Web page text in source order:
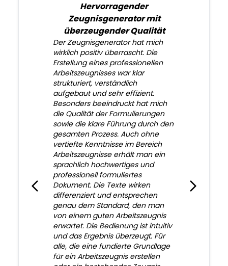
Hervorragender
Zeugnisgenerator mit
überzeugender Qualität
Der Zeugnisgenerator hat mich
wirklich positiv überrascht. Die
Erstellung eines professionellen
Arbeitszeugnisses war klar
strukturiert, verständlich
aufgebaut und sehr effizient.
Besonders beeindruckt hat mich
die Qualität der Formulierungen
sowie die klare Führung durch den
gesamten Prozess. Auch ohne
vertiefte Kenntnisse im Bereich
Arbeitszeugnisse erhält man ein
sprachlich hochwertiges und
professionell formuliertes
Dokument. Die Texte wirken
differenziert und entsprechen
genau dem Standard, den man
von einem guten Arbeitszeugnis
erwartet. Die Bedienung ist intuitiv
und das Ergebnis überzeugt. Für
alle, die eine fundierte Grundlage
für ein Arbeitszeugnis erstellen